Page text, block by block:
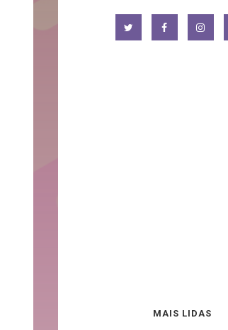
MAIS LIDAS